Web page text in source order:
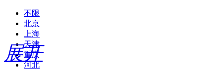
不限
北京
上海
天津
重庆
河北
展开